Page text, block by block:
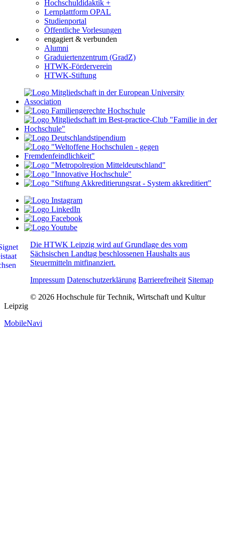
Hochschuldidaktik +
Lernplattform OPAL
Studienportal
Öffentliche Vorlesungen
engagiert & verbunden
Alumni
Graduiertenzentrum (GradZ)
HTWK-Förderverein
HTWK-Stiftung
Die HTWK Leipzig wird auf Grundlage des vom
Sächsischen Landtag beschlossenen Haushalts aus
Steuermitteln mitfinanziert.
Impressum Datenschutzerklärung Barrierefreiheit Sitemap
© 2026 Hochschule für Technik, Wirtschaft und Kultur
Leipzig
MobileNavi